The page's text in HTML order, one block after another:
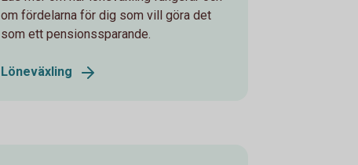
om fördelarna för dig som vill göra det
som ett pensionssparande.
Löneväxling